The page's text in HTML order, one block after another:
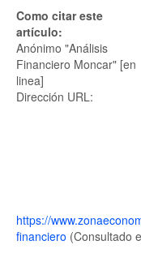
Como citar este
artículo:
Anónimo "Análisis
Financiero Moncar" [en
linea]
Dirección URL:
https://
financiero (Consultado